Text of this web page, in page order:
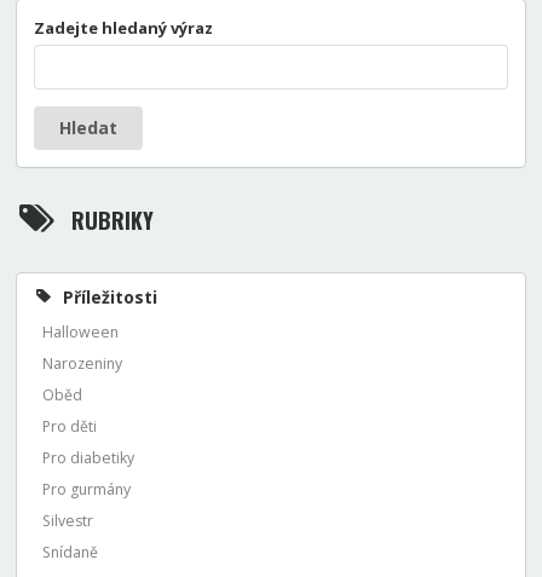
Zadejte hledaný výraz
Hledat
RUBRIKY
Příležitosti
Halloween
Narozeniny
Oběd
Pro děti
Pro diabetiky
Pro gurmány
Silvestr
Snídaně